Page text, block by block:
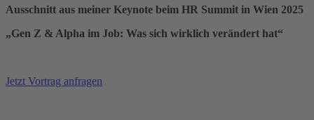
Ausschnitt aus meiner Keynote beim HR Summit in Wien 2025
„Gen Z & Alpha im Job: Was sich wirklich verändert hat“
Jetzt Vortrag anfragen